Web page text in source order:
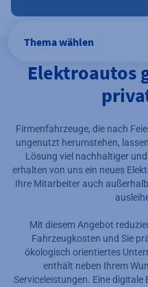
Thema wählen
Elektroautos
Firmenfahrzeuge, die nach
ungenutzt herumstehen,
Lösung viel nachhaltiger
erhalten von uns ein neues
Ihre Mitarbeiter auch
Mit diesem Angebot
Fahrzeugkosten und Sie
ökologisch orientiertes
enthält neben Ihrem
Serviceleistungen. Eine